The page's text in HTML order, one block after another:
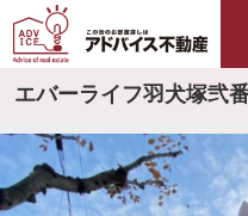
エバーライフ羽犬塚弐